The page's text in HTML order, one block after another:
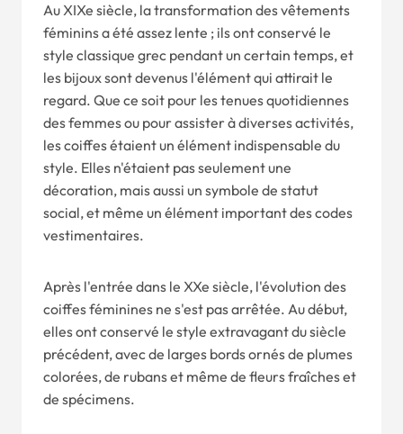
Au XIXe siècle, la transformation des vêtements
féminins a été assez lente ; ils ont conservé le
style classique grec pendant un certain temps, et
les bijoux sont devenus l'élément qui attirait le
regard. Que ce soit pour les tenues quotidiennes
des femmes ou pour assister à diverses activités,
les coiffes étaient un élément indispensable du
style. Elles n'étaient pas seulement une
décoration, mais aussi un symbole de statut
social, et même un élément important des codes
vestimentaires.
Après l'entrée dans le XXe siècle, l'évolution des
coiffes féminines ne s'est pas arrêtée. Au début,
elles ont conservé le style extravagant du siècle
précédent, avec de larges bords ornés de plumes
colorées, de rubans et même de fleurs fraîches et
de spécimens.